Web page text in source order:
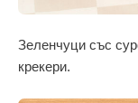
Зеленчуци със
крекери.